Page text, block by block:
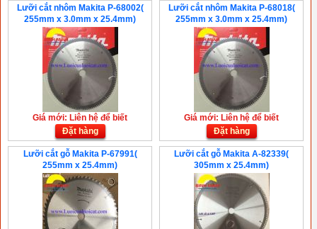
Lưỡi cắt nhôm Makita P-68002(
255mm x 3.0mm x 25.4mm)
Giá mới: Liên hệ để biết
Đặt hàng
Lưỡi cắt nhôm Makita P-68018(
255mm x 3.0mm x 25.4mm)
Giá mới: Liên hệ để biết
Đặt hàng
Lưỡi cắt gỗ Makita P-67991(
255mm x 25.4mm)
Lưỡi cắt gỗ Makita A-82339(
305mm x 25.4mm)